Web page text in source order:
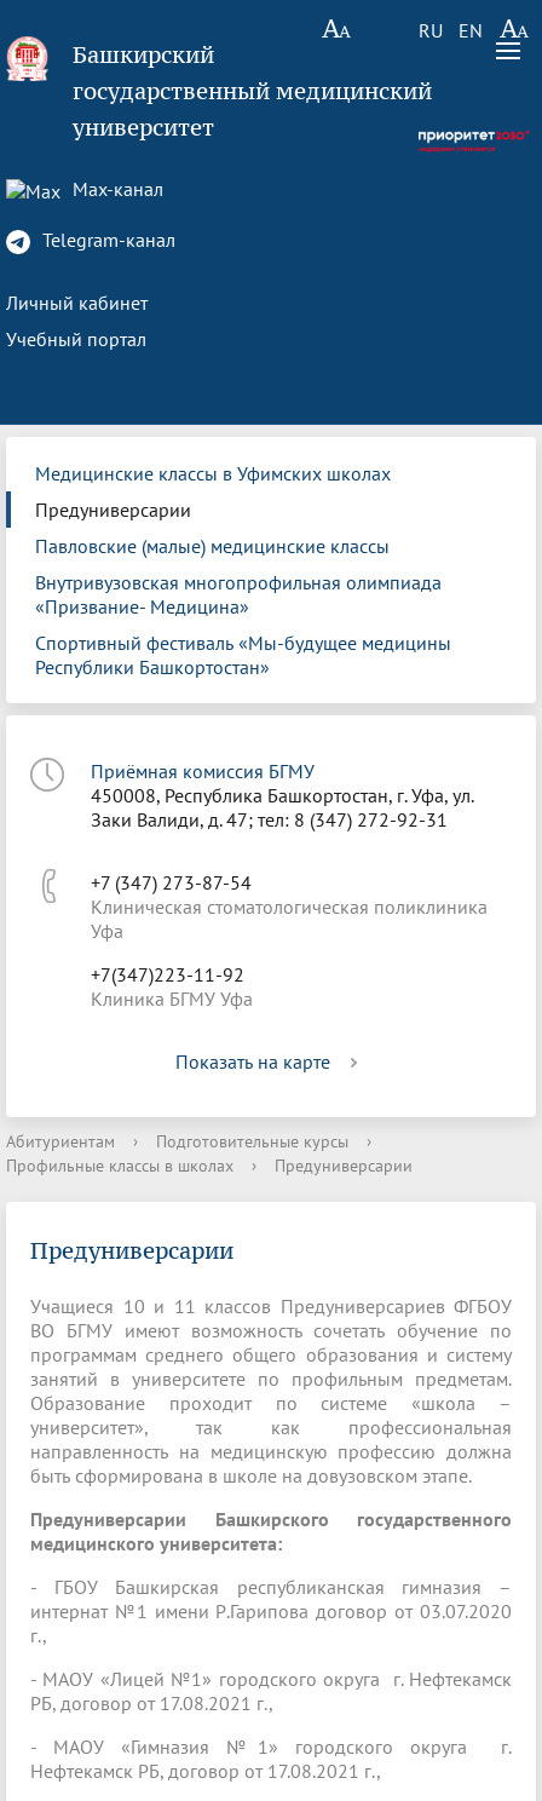
RU EN
Башкирский
государственный медицинский
университет
Max-канал
Telegram-канал
Личный кабинет
Учебный портал
Медицинские классы в Уфимских школах
Предуниверсарии
Павловские (малые) медицинские классы
Внутривузовская многопрофильная олимпиада
«Призвание- Медицина»
Спортивный фестиваль «Мы-будущее медицины
Республики Башкортостан»
Приёмная комиссия БГМУ
450008, Республика Башкортостан, г. Уфа, ул.
Заки Валиди, д. 47; тел: 8 (347) 272-92-31
+7 (347) 273-87-54
Клиническая стоматологическая поликлиника
Уфа
+7(347)223-11-92
Клиника БГМУ Уфа
Показать на карте
Абитуриентам › Подготовительные курсы
›
Профильные классы в школах
› Предуниверсарии
Предуниверсарии
Учащиеся 10 и 11 классов Предуниверсариев ФГБОУ
ВО БГМУ имеют возможность сочетать обучение по
программам среднего общего образования и систему
занятий в университете по профильным предметам.
Образование проходит по системе «школа –
университет», так как профессиональная
направленность на медицинскую профессию должна
быть сформирована в школе на довузовском этапе.
Предуниверсарии Башкирского государственного
медицинского университета:
- ГБОУ Башкирская республиканская гимназия –
интернат №1 имени Р.Гарипова договор от 03.07.2020
г.,
- МАОУ «Лицей №1» городского округа г. Нефтекамск
РБ, договор от 17.08.2021 г.,
- МАОУ «Гимназия №1» городского округа г.
Нефтекамск РБ, договор от 17.08.2021 г.,